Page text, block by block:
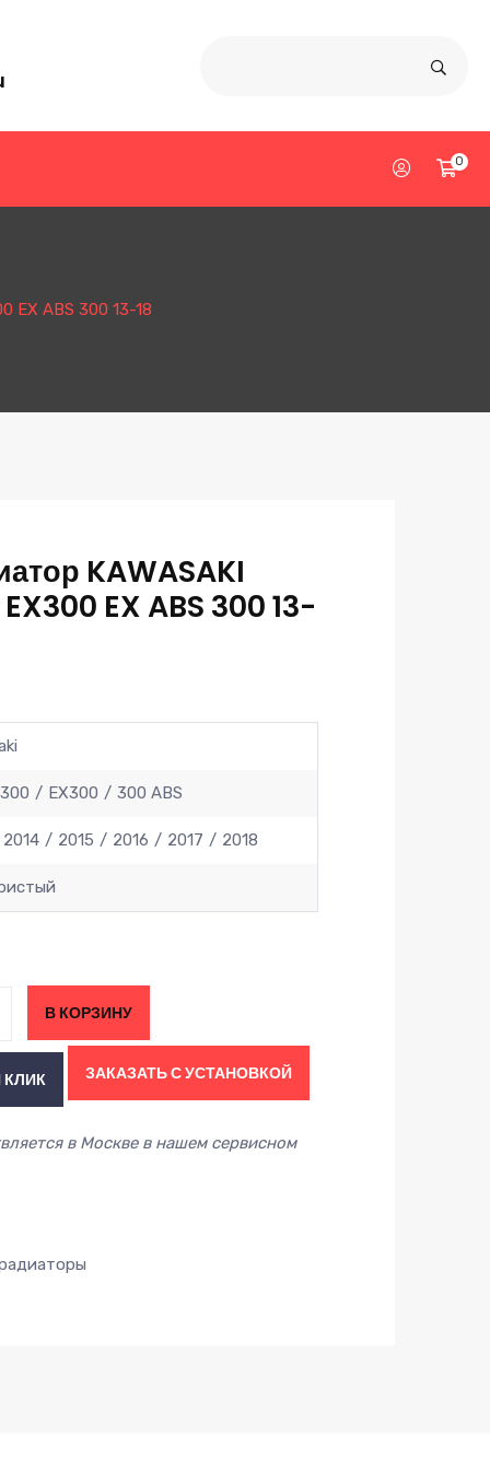
0
EX ABS 300 13-18
KAWASAKI
EX ABS 300 13-
EX300 300 ABS
2014 2015 2016 2017 2018
В КОРЗИНУ
КЛИК ЗАКАЗАТЬ С УСТАНОВКОЙ
в Москве в нашем сервисном